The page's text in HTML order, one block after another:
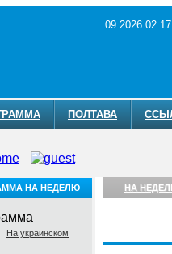
09 2026 02:17
ПОЛТАВА
НА НЕДЕЛЮ
На украинском
НА